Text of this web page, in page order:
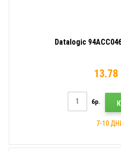
Datalogic
13.78
бр.
7-10